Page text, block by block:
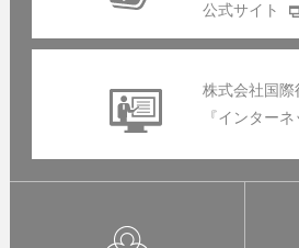
公式サイト
株式会社国際
『インター